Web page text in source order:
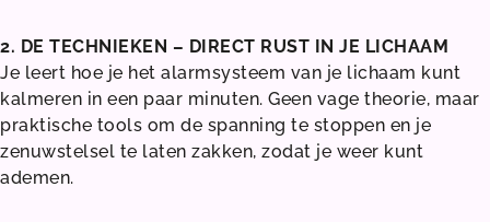
2. DE TECHNIEKEN – DIRECT RUST IN JE LICHAAM
Je leert hoe je het alarmsysteem van je lichaam kunt
kalmeren in een paar minuten. Geen vage theorie, maar
praktische tools om de spanning te stoppen en je
zenuwstelsel te laten zakken, zodat je weer kunt
ademen.